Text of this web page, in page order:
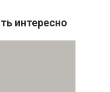
интересно